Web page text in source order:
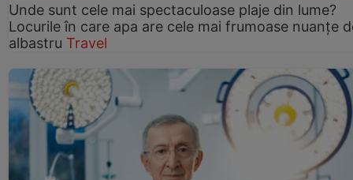
Unde sunt cele mai spectaculoase plaje din lume?
Locurile în care apa are cele mai frumoase nuanțe
albastru Travel